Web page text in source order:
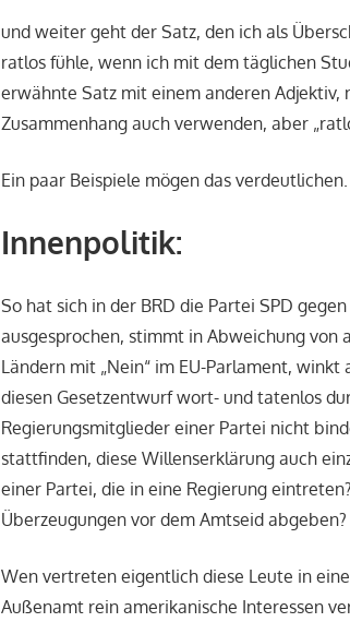
und weiter geht der Satz, den ich als
ratlos fühle, wenn ich mit dem täglichen
erwähnte Satz mit einem anderen Adjektiv,
Zusammenhang auch verwenden, aber
Ein paar Beispiele mögen das verdeutlichen.
Innenpolitik:
So hat sich in der BRD die Partei SPD
ausgesprochen, stimmt in Abweichung von
Ländern mit „Nein“ im EU-Parlament,
diesen Gesetzentwurf wort- und tatenlos
Regierungsmitglieder einer Partei nicht
stattfinden, diese Willenserklärung auch
einer Partei, die in eine Regierung
Überzeugungen vor dem Amtseid abgeben?
Wen vertreten eigentlich diese Leute in
Außenamt rein amerikanische Interessen